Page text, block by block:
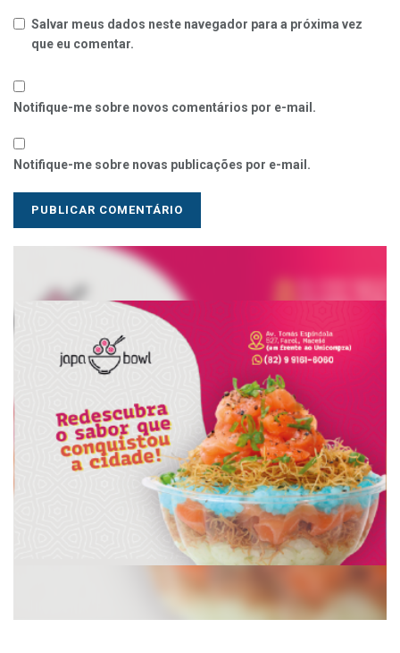
Salvar meus dados neste navegador para a próxima vez
que eu comentar.
Notifique-me sobre novos comentários por e-mail.
Notifique-me sobre novas publicações por e-mail.